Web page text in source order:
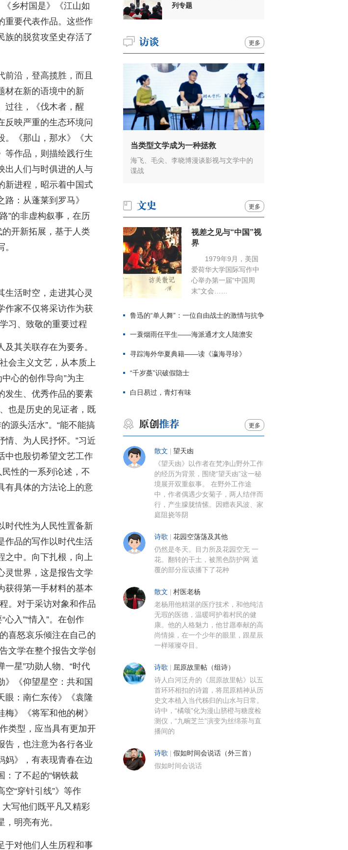
乡村国是》《江山如
重要代表作品。这些作
族的脱贫攻坚史存活了
前沿，登高揽胜，而且
材在新的语境中的新
过往，《伐木者，醒
反映严重的生态环境问
。《那山，那水》《大
等作品，则描绘践行生
出人们与时俱进的人与
新进程，昭示着中国式
：从蓬莱到罗马》
”的非虚构叙事，在历
的开新拓展，基于人类
生活时空，走进其心灵
作家不仅将采访作为获
习、致敬的重要过程
其关联存在为要务。
会主义文艺，从本质上
心的创作导向”为主
发生、优秀作品的要素
也是历史的见证者，既
源头活水”。“能不能搞
情、为人民抒怀。”习近
中也殷切希望文艺工作
性的一系列论述，不
有具体的方法论上的意
时代性为人民性置备新
作品的写作以时代生活
之中。向下扎根，向上
灵世界，这是报告文学
获得第一手材料的基本
。对于采访对象和作品
入”“情入”。在创作
喜怒哀乐倾注在自己的
文学在整个报告文学创
一星”功勋人物、“时代
》《仰望星空：共和国
：南仁东传》《袁隆
》《将军和他的树》
类型，应当具有更加开
告，也注意为各行各业
妈》，有表现青春在边
：了不起的“钢铁裁
空“穿针引线”》等作
写他们既平凡又精彩
明亮有光。
于对他们人生历程和事
列专题
更多
当类型文学成为一种拯救
海飞、毛尖、李晓博漫谈影视与文学中的
谍战
更多
视差之见与“中国”视
界
1979年9月，美国
爱荷华大学国际写作中
心举办第一届“中国周
末”文会……
鲁迅的“单人舞”：一位自由战士的激情与抗争
一蓑烟雨任平生——海派通才文人陆澹安
寻踪海外华夏典籍——读《瀛海寻珍》
“千岁蘽”识破假隐士
白日易过，青灯有味
更多
散文 望天凼
《望天凼》以作者在梵净山野外工作
的经历为背景，围绕“望天凼”这一秘
境展开双重叙事。 在野外工作途
中，作者偶遇少女菊子，两人结伴而
行，产生朦胧情愫。因赠表风波、家
庭阻挠等阴
诗歌 花园空荡荡及其他
仍然是冬天。目力所及花园空无 一
花。翻转的干土，被黑色防护网 遮
覆的部分应该播下了花种
散文 村医老杨
老杨用他精湛的医疗技术，和他纯洁
无瑕的医德，温暖呵护着村民的健
康。他的人格魅力，他甘愿奉献的高
尚情操，在一个少年的眼里，跟星辰
一样璀璨夺目。
诗歌 屈原故里帖（组诗）
诗人白河泛舟的《屈原故里帖》以五
首环环相扣的诗篇，将屈原精神从历
史文本植入当代秭归的山水与日常。
诗中，“橘颂”化为漫山脐橙与糖度检
测仪，“九畹芝兰”演变为丝绵茶与直
播间的
诗歌 假如时间会说话（外三首）
假如时间会说话